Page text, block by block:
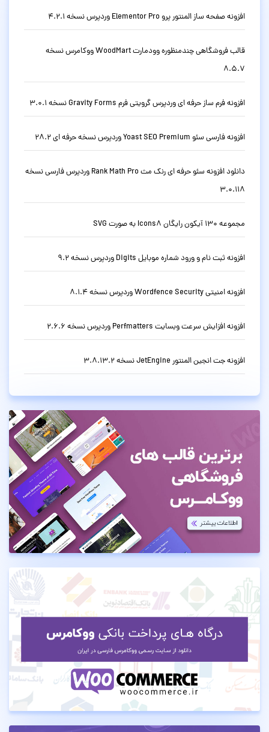
افزونه صفحه ساز المنتور پرو Elementor Pro وردپرس نسخه 4.2.1
قالب فروشگاهی چندمنظوره وودمارت WoodMart ووکامرس نسخه
8.5.7
افزونه فرم ساز حرفه ای وردپرس گرویتی فرم Gravity Forms نسخه 3.0.1
افزونه فارسی سئو Yoast SEO Premium وردپرس نسخه حرفه ای 28.2
دانلود افزونه سئو حرفه ای رنک مث Rank Math Pro وردپرس فارسی نسخه
3.0.118
مجموعه 130 آیکون رایگان Icons8 به صورت SVG
افزونه ثبت نام و ورود شماره موبایل Digits وردپرس نسخه 9.2
افزونه امنیتی Wordfence Security وردپرس نسخه 8.1.4
افزونه افزایش سرعت وبسایت Perfmatters وردپرس نسخه 2.6.6
افزونه جت انجین المنتور JetEngine نسخه 3.8.13.2